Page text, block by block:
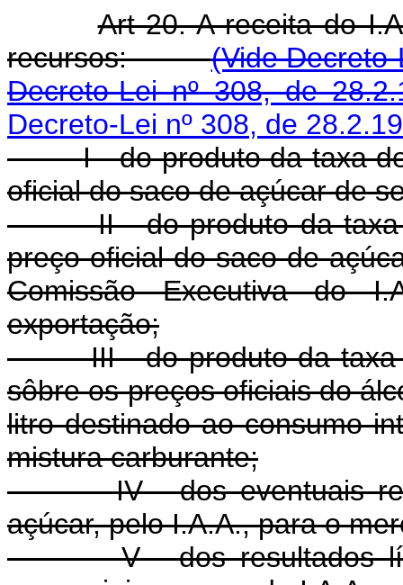
Art 20. A receita do
recursos:(Vide
Decreto-Lei nº 308, de
Decreto-Lei nº 308, de
I - do produto da taxa
oficial do saco de açúcar de
II - do produto da taxa
preço oficial do saco de
Comissão Executiva do
exportação;
III - do produto da taxa
sôbre os preços oficiais do
litro destinado ao consumo
mistura carburante;
IV - dos eventuais
açúcar, pelo I.A.A., para o
V - dos resultados